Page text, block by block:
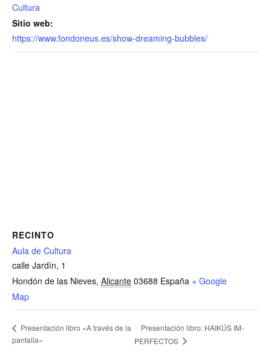
Cultura
Sitio web:
https://www.fondoneus.es/show-dreaming-bubbles/
RECINTO
Aula de Cultura
calle Jardín, 1
Hondón de las Nieves, Alicante 03688 España + Google
Map
Presentación libro «A través de la
pantalla»
Presentación libro: HAIKÚS IM-
PERFECTOS